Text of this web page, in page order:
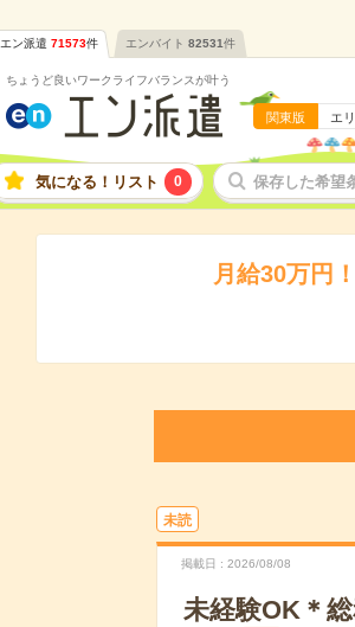
エン派遣 71573件 エンバイト 82531件
ちょうど良いワークライフバランスが叶う
関東版 エ
気になる！リスト 0 保存した希望
月給30万円
未読
掲載日 2026/08/08
未経験OK＊